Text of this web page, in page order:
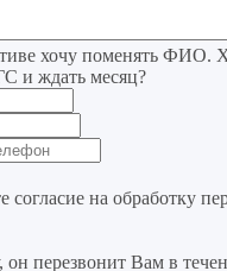
хочу поменять ФИО.
и ждать месяц?
согласие на обработку
перезвонит Вам в